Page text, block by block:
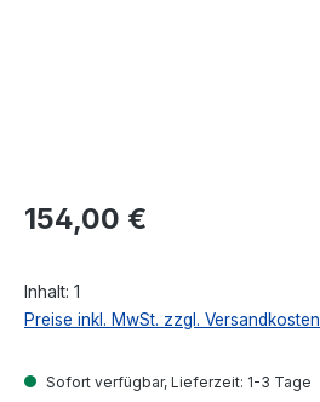
Regulärer Preis:
154,00 €
Inhalt: 1
Preise inkl. MwSt. zzgl. Versandkosten
Sofort verfügbar, Lieferzeit: 1-3 Tage